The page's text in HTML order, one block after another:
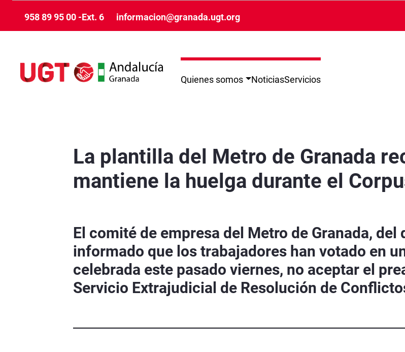
958 89 95 00 -Ext. 6 informacion@granada.ugt.org
Quienes somos NoticiasServicios
La plantilla del Metro de Granada
mantiene la huelga durante el
El comité de empresa del Metro de Granada, del
informado que los trabajadores han votado en
celebrada este pasado viernes, no aceptar el
Servicio Extrajudicial de Resolución de